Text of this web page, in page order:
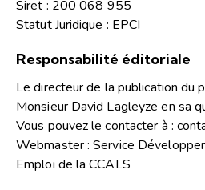
Siret : 200 068 955
Statut Juridique : EPCI
Responsabilité éditoriale
Le directeur de la publication du
Monsieur David Lagleyze en sa
Vous pouvez le contacter à :
Webmaster : Service
Emploi de la CCALS